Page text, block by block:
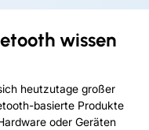
wissen
heutzutage großer
basierte Produkte
oder Geräten